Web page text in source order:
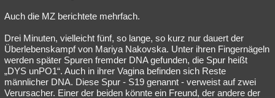
Auch die MZ berichtete mehrfach.
Drei Minuten, vielleicht fünf, so lange, so kurz nur dauert der
Überlebenskampf von Mariya Nakovska. Unter ihren Fingernägeln
werden später Spuren fremder DNA gefunden, die Spur heißt
„DYS unPO1“. Auch in ihrer Vagina befinden sich Reste
männlicher DNA. Diese Spur - S19 genannt - verweist auf zwei
Verursacher. Einer der beiden könnte ein Freund, der andere der